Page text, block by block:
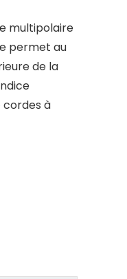
multipolaire
permet au
de la
cordes à